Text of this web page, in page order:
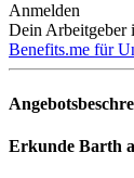
Anmelden
Dein Arbeitgeber
Benefits.me für
Erkunde Barth